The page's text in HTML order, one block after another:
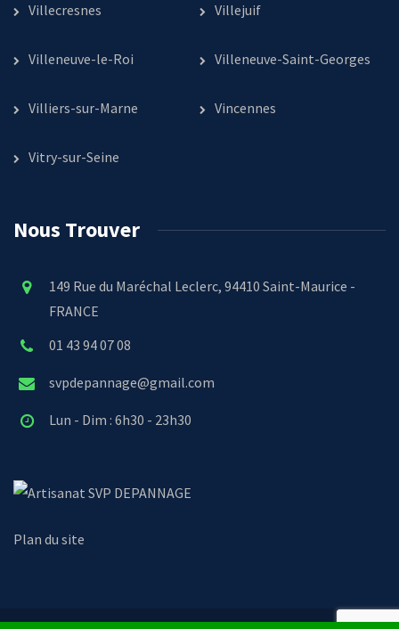
Villecresnes Villejuif
Villeneuve-le-Roi Villeneuve-Saint-Georges
Villiers-sur-Marne Vincennes
Vitry-sur-Seine
Nous Trouver
149 Rue du Maréchal Leclerc, 94410 Saint-Maurice -
FRANCE
01 43 94 07 08
svpdepannage@gmail.com
Lun - Dim : 6h30 - 23h30
SVP DEPANNAGE
Plan du site